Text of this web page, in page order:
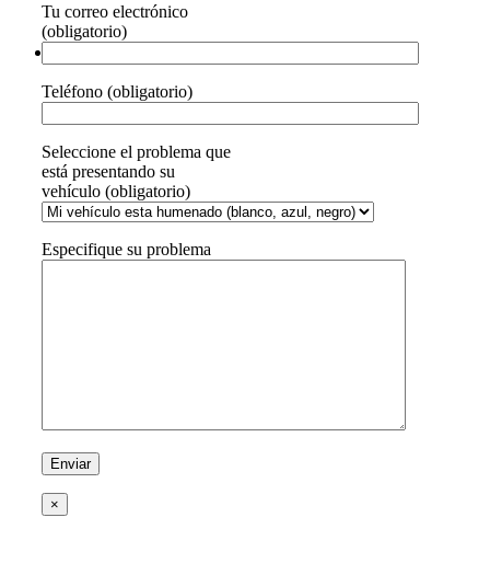
Tu correo electrónico
(obligatorio)
Teléfono (obligatorio)
Seleccione el problema que
está presentando su
vehículo (obligatorio)
Especifique su problema
×